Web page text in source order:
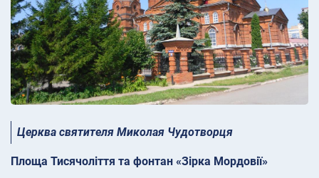
Церква святителя Миколая Чудотворця
Площа Тисячоліття та фонтан «Зірка Мордовії»